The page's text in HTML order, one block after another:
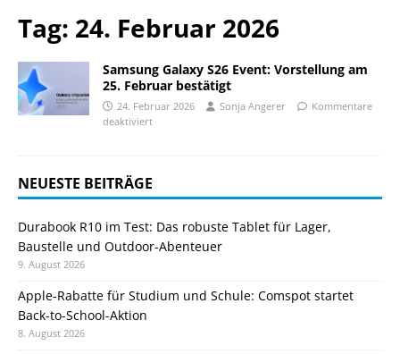
Tag: 24. Februar 2026
Samsung Galaxy S26 Event: Vorstellung am
25. Februar bestätigt
24. Februar 2026 Sonja Angerer
Kommentare
deaktiviert
NEUESTE BEITRÄGE
Durabook R10 im Test: Das robuste Tablet für Lager,
Baustelle und Outdoor-Abenteuer
9. August 2026
Apple-Rabatte für Studium und Schule: Comspot startet
Back-to-School-Aktion
8. August 2026